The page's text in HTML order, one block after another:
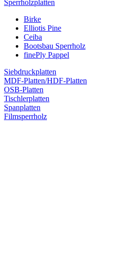
Sperrholzplatten
Birke
Elliotis Pine
Ceiba
Bootsbau Sperrholz
finePly Pappel
Siebdruckplatten
MDF-Platten/HDF-Platten
OSB-Platten
Tischlerplatten
Spanplatten
Filmsperrholz